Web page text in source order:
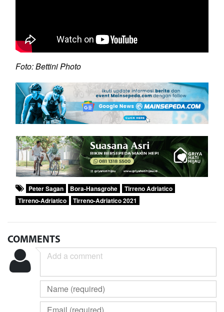
Foto: Bettini Photo
Peter Sagan Bora-Hansgrohe
Tirreno Adriatico
Tirreno-Adriatico
Tirreno-Adriatico 2021
COMMENTS